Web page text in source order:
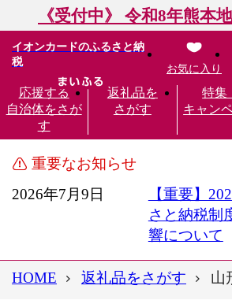
《受付中》 令和8年熊本
イオンカードのふるさと納
税
応援する
自治体をさが
す
返礼品を
さがす
特集
キャン
お気に入り
重要なお知らせ
2026年7月9日
【重要】
さと納税制
響について
HOME 返礼品をさがす 山